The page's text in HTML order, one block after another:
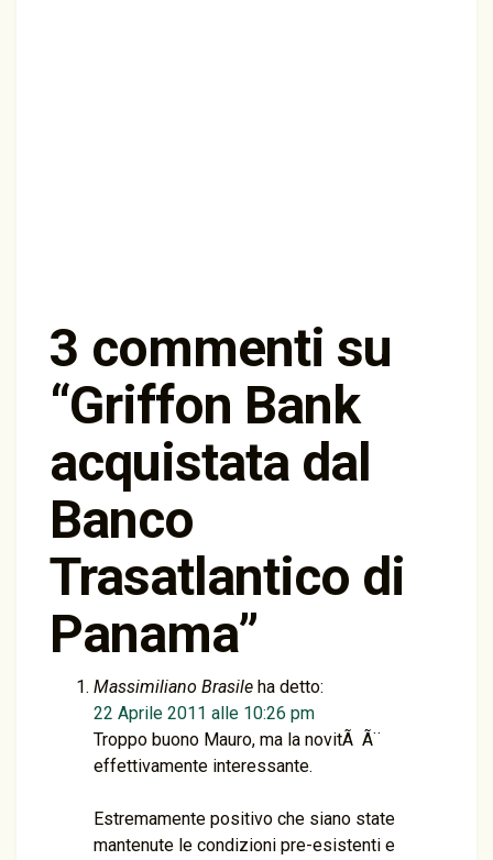
3 commenti su
“Griffon Bank
acquistata dal
Banco
Trasatlantico di
Panama”
Massimiliano Brasile ha detto:
22 Aprile 2011 alle 10:26 pm
Troppo buono Mauro, ma la novitÃ Ã¨
effettivamente interessante.
Estremamente positivo che siano state
mantenute le condizioni pre-esistenti e